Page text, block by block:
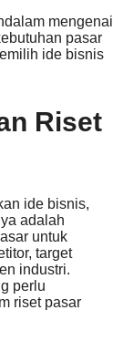
mengenai
pasar
ide bisnis
Riset
ide bisnis,
adalah
untuk
target
industri.
perlu
riset pasar